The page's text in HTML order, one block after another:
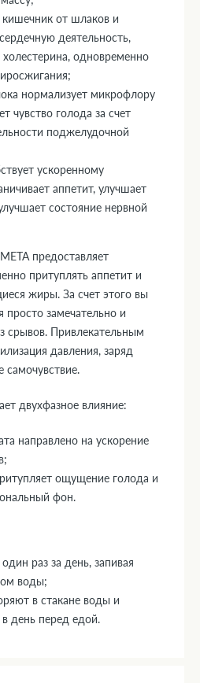
от шлаков и
деятельность,
одновременно
нормализует микрофлору
чувство голода за счет
поджелудочной
ускоренному
аппетит, улучшает
состояние нервной
предоставляет
притуплять аппетит и
жиры. За счет этого вы
просто замечательно и
срывов. Привлекательным
давления, заряд
самочувствие.
двухфазное влияние:
направлено на ускорение
ощущение голода и
фон.
раз за день, запивая
воды;
в стакане воды и
день перед едой.